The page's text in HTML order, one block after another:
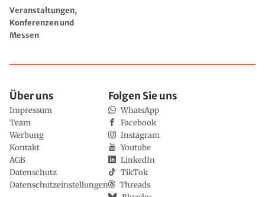
Veranstaltungen,
Konferenzen und
Messen
Über uns
Impressum
Team
Werbung
Kontakt
AGB
Datenschutz
Datenschutzeinstellungen
Folgen Sie uns
WhatsApp
Facebook
Instagram
Youtube
LinkedIn
TikTok
Threads